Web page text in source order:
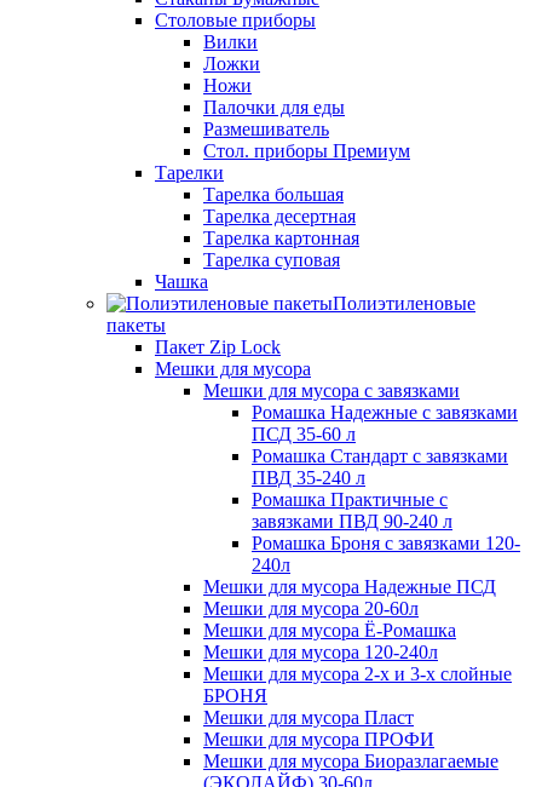
Столовые приборы
Вилки
Ложки
Ножи
Палочки для еды
Размешиватель
Стол. приборы Премиум
Тарелки
Тарелка большая
Тарелка десертная
Тарелка картонная
Тарелка суповая
Чашка
Полиэтиленовые
пакеты
Пакет Zip Lock
Мешки для мусора
Мешки для мусора с завязками
Ромашка Надежные с завязками
ПСД 35-60 л
Ромашка Стандарт с завязками
ПВД 35-240 л
Ромашка Практичные с
завязками ПВД 90-240 л
Ромашка Броня с завязками 120-
240л
Мешки для мусора Надежные ПСД
Мешки для мусора 20-60л
Мешки для мусора Ё-Ромашка
Мешки для мусора 120-240л
Мешки для мусора 2-х и 3-х слойные
БРОНЯ
Мешки для мусора Пласт
Мешки для мусора ПРОФИ
Мешки для мусора Биоразлагаемые